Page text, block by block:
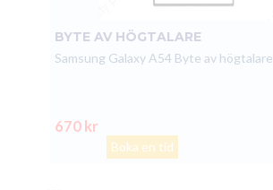
BYTE AV HÖGTALARE
Samsung Galaxy A54 Byte av högtalare
670 kr
Boka en tid